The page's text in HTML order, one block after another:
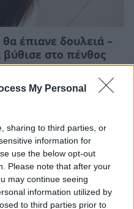
My Personal
sharing to third parties, or
information for
use the below opt-out
Please note that after your
may continue seeing
information utilized by
to third parties prior to
έπιανε δουλειά –
στο πένθος